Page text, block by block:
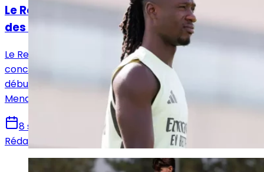
Le Real Madrid très prudent pour le retour
des blessés
Le Real Madrid veut faire preuve d’une vigilance accrue
concernant les quatre joueurs indisponibles depuis le
début de la saison (Bellingham, Camavinga, Endrick et
Mendy). Seul l’Anglais a joué depuis juin dernier.
8 septembre 2025
Rédaction Le Journal du Real